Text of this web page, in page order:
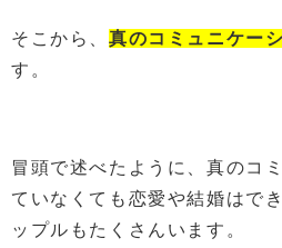
そこから、 真のコミュニケー
す。
冒頭で述べたように、真のコ
ていなくても恋愛や結婚はで
ップルもたくさんいます。